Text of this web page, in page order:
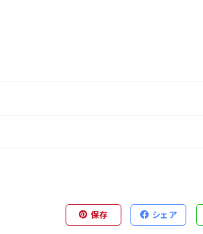
保存 シェア